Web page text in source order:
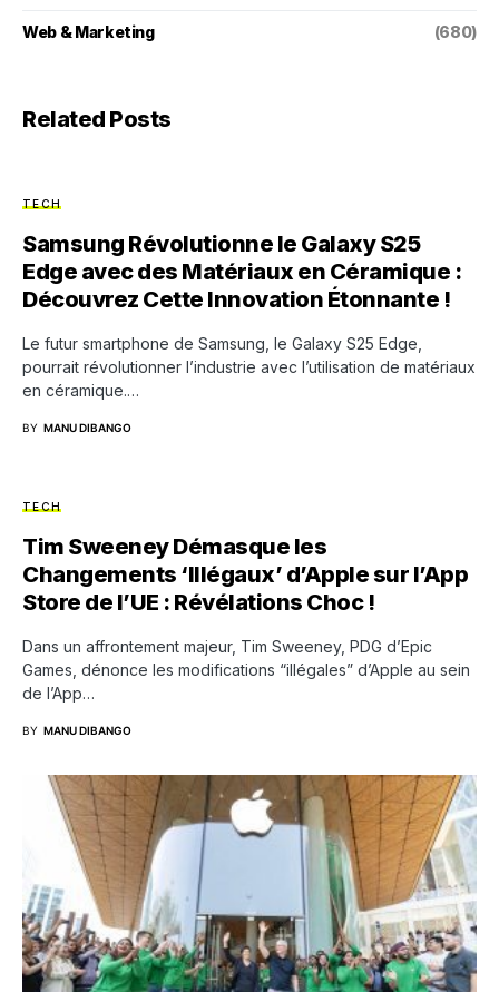
Web & Marketing (680)
Related Posts
TECH
Samsung Révolutionne le Galaxy S25
Edge avec des Matériaux en Céramique :
Découvrez Cette Innovation Étonnante !
Le futur smartphone de Samsung, le Galaxy S25 Edge,
pourrait révolutionner l’industrie avec l’utilisation de matériaux
en céramique.…
BY MANU DIBANGO
TECH
Tim Sweeney Démasque les
Changements ‘Illégaux’ d’Apple sur l’App
Store de l’UE : Révélations Choc !
Dans un affrontement majeur, Tim Sweeney, PDG d’Epic
Games, dénonce les modifications “illégales” d’Apple au sein
de l’App…
BY MANU DIBANGO